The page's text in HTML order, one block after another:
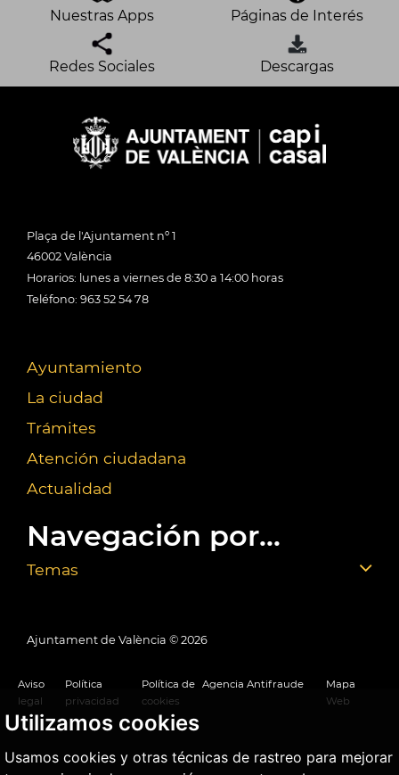
Utilizamos cookies
Usamos cookies y otras técnicas de rastreo para mejorar
Nuestras Apps Páginas de Interés
Redes Sociales Descargas
Plaça de l'Ajuntament nº 1
46002 València
Horarios: lunes a viernes de 8:30 a 14:00 horas
Teléfono: 963 52 54 78
Ayuntamiento
La ciudad
Trámites
Atención ciudadana
Actualidad
Navegación por...
Temas
Ajuntament de València © 2026
Aviso
legal
Política
privacidad
Política de
cookies
Agencia Antifraude
Mapa
Web